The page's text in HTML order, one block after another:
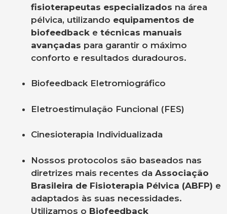
fisioterapeutas especializados na área
pélvica, utilizando equipamentos de
biofeedback e técnicas manuais
avançadas para garantir o máximo
conforto e resultados duradouros.
Biofeedback Eletromiográfico
Eletroestimulação Funcional (FES)
Cinesioterapia Individualizada
Nossos protocolos são baseados nas
diretrizes mais recentes da Associação
Brasileira de Fisioterapia Pélvica (ABFP) e
adaptados às suas necessidades.
Utilizamos o Biofeedback